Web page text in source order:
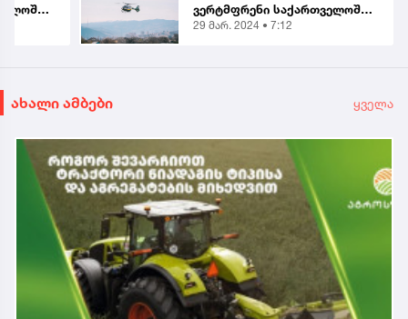
ვერტმფრენი საქართველოშია
- შსს
29 მარ. 2024 • 7:12
ახალი ამბები ყველა